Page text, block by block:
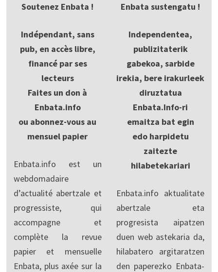
Soutenez Enbata !
Indépendant, sans
pub, en accès libre,
financé par ses
lecteurs
Faites un don à
Enbata.info
ou abonnez-vous au
mensuel papier
Enbata.info est un
webdomadaire
d’actualité abertzale et
progressiste, qui
accompagne et
complète la revue
papier et mensuelle
Enbata, plus axée sur la
Enbata sustengatu !
Independentea,
publizitaterik
gabekoa, sarbide
irekia, bere irakurleek
diruztatua
Enbata.Info-ri
emaitza bat egin
edo harpidetu
zaitezte
hilabetekariari
Enbata.info aktualitate
abertzale eta
progresista aipatzen
duen web astekaria da,
hilabatero argitaratzen
den paperezko Enbata-